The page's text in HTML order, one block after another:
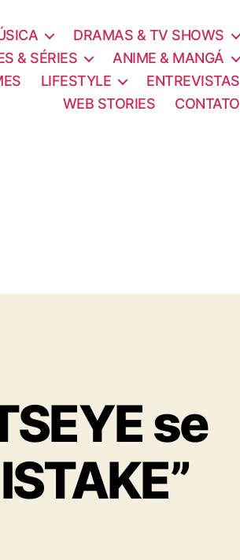
DRAMAS & TV SHOWS
& SÉRIES
ANIME & MANGÁ
LIFESTYLE
ENTREVISTAS
WEB STORIES
CONTATO
se